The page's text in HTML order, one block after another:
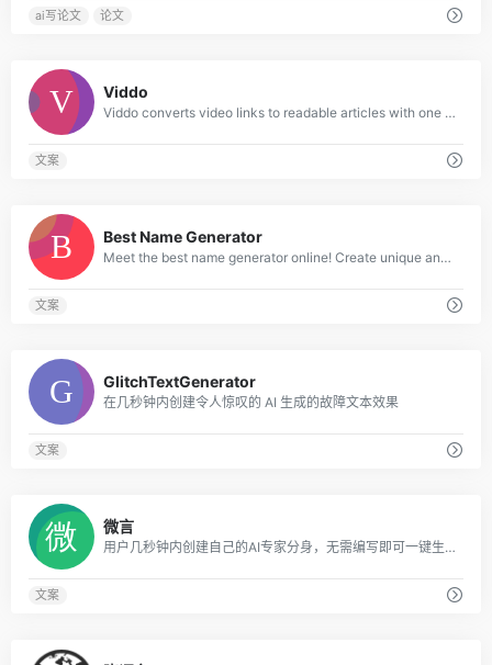
ai写论文 论文
Viddo
Viddo converts video links to readable articles with one click. Support for TikT
文案
Best Name Generator
Meet the best name generator online! Create unique and meaningful names.
文案
GlitchTextGenerator
在几秒钟内创建令人惊叹的 AI 生成的故障文本效果
文案
微言
用户几秒钟内创建自己的AI专家分身，无需编写即可一键生成，并且可以不断调优。在平台上，用户可以与行业专家互动咨询，得到指导和引领。
文案